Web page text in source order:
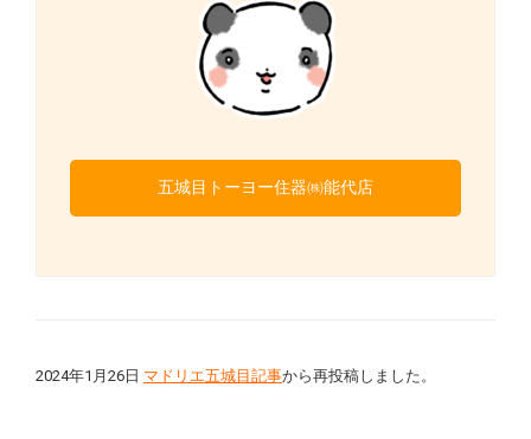
五城目トーヨー住器㈱能代店
2024年1月26日 マドリエ五城目記事から再投稿しました。